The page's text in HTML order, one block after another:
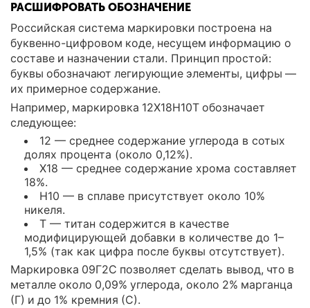
РАСШИФРОВАТЬ ОБОЗНАЧЕНИЕ
Российская система маркировки построена на
буквенно-цифровом коде, несущем информацию о
составе и назначении стали. Принцип простой:
буквы обозначают легирующие элементы, цифры —
их примерное содержание.
Например, маркировка 12Х18Н10Т обозначает
следующее:
12 — среднее содержание углерода в сотых
долях процента (около 0,12%).
Х18 — среднее содержание хрома составляет
18%.
Н10 — в сплаве присутствует около 10%
никеля.
Т — титан содержится в качестве
модифицирующей добавки в количестве до 1–
1,5% (так как цифра после буквы отсутствует).
Маркировка 09Г2С позволяет сделать вывод, что в
металле около 0,09% углерода, около 2% марганца
(Г) и до 1% кремния (С).